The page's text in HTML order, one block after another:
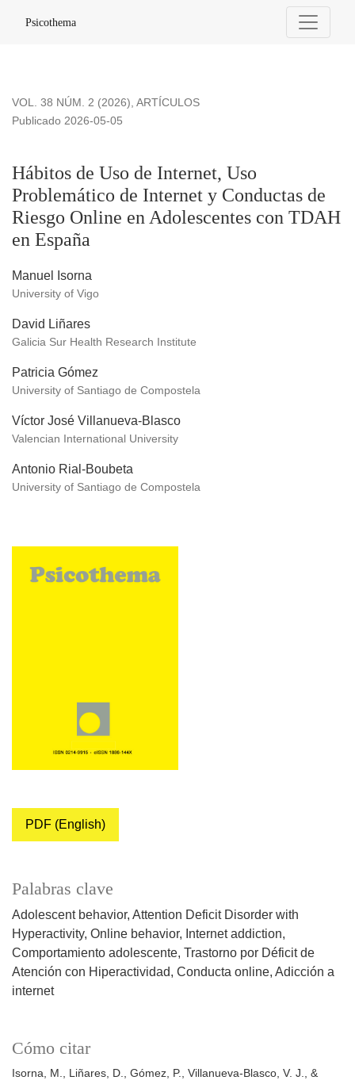
Hábitos de Uso de Internet, Uso Problemático de Internet
Psicothema
VOL. 38 NÚM. 2 (2026), ARTÍCULOS
Hábitos de Uso de Internet, Uso
Problemático de Internet y Conductas de
Riesgo Online en Adolescentes con TDAH
en España
Publicado 2026-05-05
Manuel Isorna
University of Vigo
David Liñares
Galicia Sur Health Research Institute
Patricia Gómez
University of Santiago de Compostela
Víctor José Villanueva-Blasco
Valencian International University
Antonio Rial-Boubeta
University of Santiago de Compostela
PDF (English)
Palabras clave
Adolescent behavior Attention Deficit Disorder with
Hyperactivity Online behavior
Internet addiction
Comportamiento adolescente Trastorno por Déficit de
Atención con Hiperactividad Conducta online Adicción a
internet
Cómo citar
Isorna, M., Liñares, D., Gómez, P., Villanueva-Blasco, V. J., &